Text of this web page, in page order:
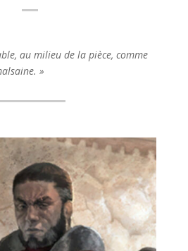
au milieu de la pièce, comme
»